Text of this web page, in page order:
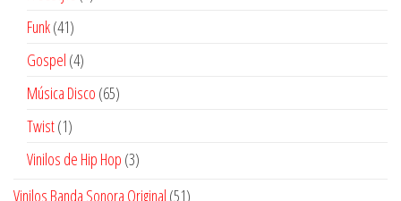
Funk 4141
productos
Gospel 44
productos
Música Disco 6565
Twist 11
producto
Vinilos de Hip Hop 33
Vinilos Banda Sonora Original 5151